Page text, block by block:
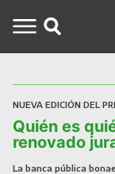
NUEVA EDICIÓN DEL
Quién es
renovado
La banca pública